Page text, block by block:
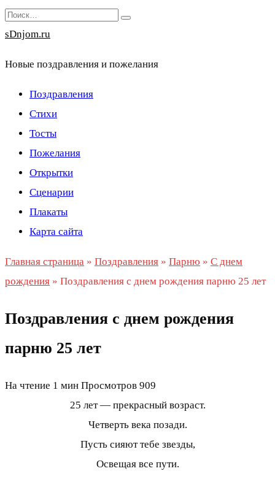
Перейти
к
Search
for:
sDnjom.ru
Новые поздравления и пожелания
Поздравления
Стихи
Тосты
Пожелания
Открытки
Сценарии
Плакаты
Карта сайта
Главная страница » Поздравления » Парню » С днем
рождения » Поздравления с днем рождения парню 25 лет
Поздравления с днем рождения
парню 25 лет
На чтение 1 мин Просмотров 909
25 лет — прекрасный возраст.
Четверть века позади.
Пусть сияют тебе звезды,
Освещая все пути.